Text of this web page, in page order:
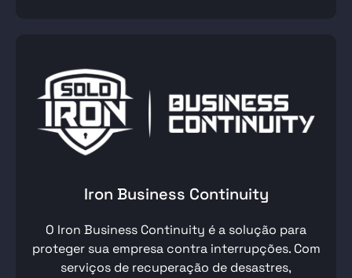
Iron Business Continuity
O Iron Business Continuity é a solução para
proteger sua empresacontra interrupções. Com
serviços de recuperação de desastres,